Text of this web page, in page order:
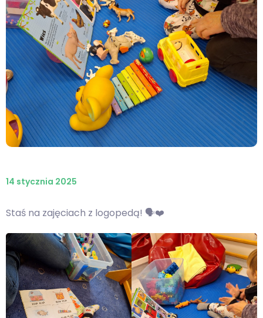
14 stycznia 2025
Staś na zajęciach z logopedą! 🗣️❤️